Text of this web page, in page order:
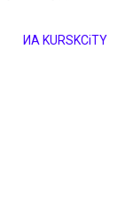
ИА KURSKCiTY